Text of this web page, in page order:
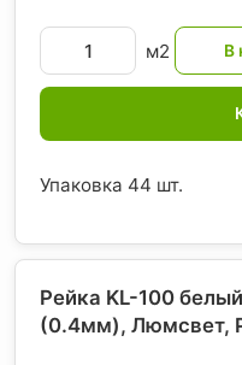
м2
Упаковка 44 шт.
Рейка KL-100
(0.4мм), Люмсвет,